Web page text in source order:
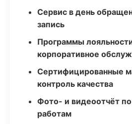
Сервис в день
запись
Программы
корпоративное
Сертифицированные
контроль качества
Фото- и видеоотчёт
работам